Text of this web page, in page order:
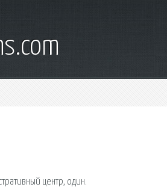
центр, один.